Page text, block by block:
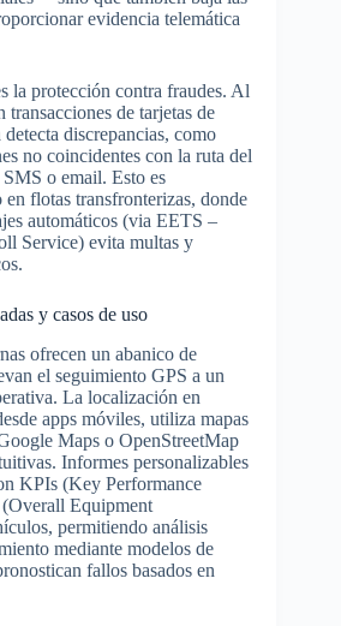
evidencia telemática
la protección contra fraudes. Al
de tarjetas de
discrepancias, como
no coincidentes con la ruta del
o email. Esto es
flotas transfronterizas, donde
automáticos (via EETS –
Service) evita multas y
y casos de uso
ofrecen un abanico de
el seguimiento GPS a un
La localización en
apps móviles, utiliza mapas
Maps o OpenStreetMap
Informes personalizables
KPIs (Key Performance
Equipment
permitiendo análisis
mediante modelos de
fallos basados en